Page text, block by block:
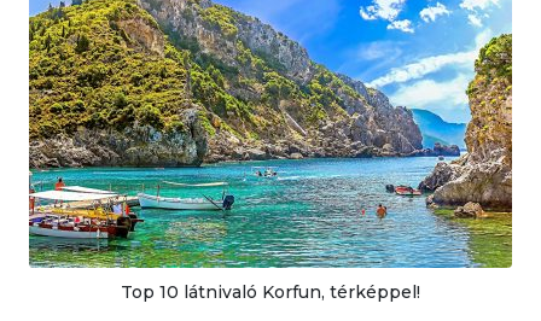
Top 10 látnivaló Korfun, térképpel!